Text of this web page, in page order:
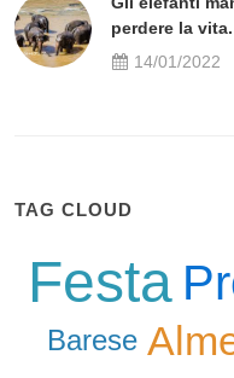
perdere la vita.
14/01/2022
TAG CLOUD
Festa
Barese